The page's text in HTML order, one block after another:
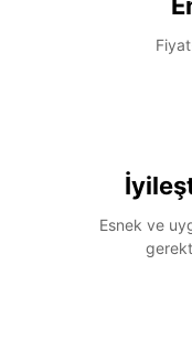
Esnek ve